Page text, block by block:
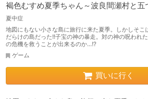
褐色むすめ夏季ちゃん～波良間瀬村と五
夏中症
地図にもない小さな島に旅行に来た夏季。しかしそこ
だらけの島だった!!子宝の神の暴走。対の神の呪われ
の危機を救うことが出来るのか…!?
ゲーム
買いに行く